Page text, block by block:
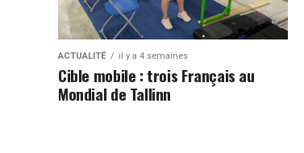
ACTUALITÉ il y a 4 semaines
Cible mobile : trois Français au
Mondial de Tallinn